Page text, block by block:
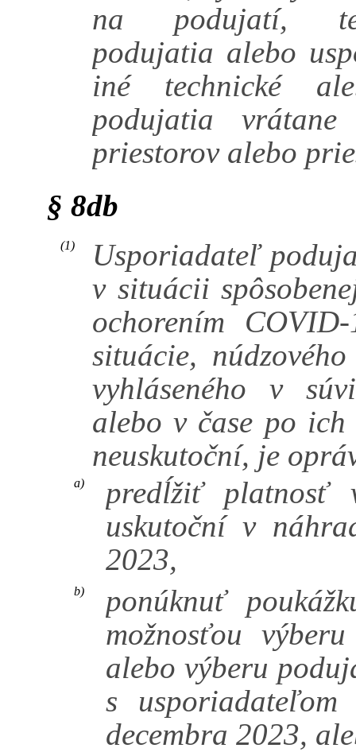
na podujatí,
podujatia alebo
iné technické
podujatia
priestorov alebo
§ 8db
(1)
Usporiadateľ
v situácii
ochorením
situácie,
vyhláseného v
alebo v čase po
neuskutoční, je
a)
predĺžiť platnosť
uskutoční v
2023,
b)
ponúknuť
možnosťou
alebo výberu
s
decembra 2023,